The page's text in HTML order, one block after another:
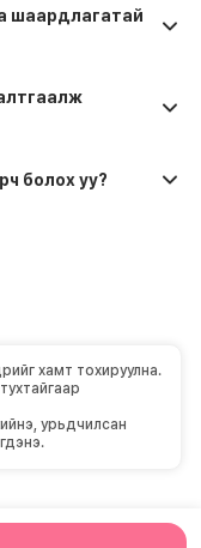
шаардлагатай
болох уу?
хамт тохируулна.
урьдчилсан